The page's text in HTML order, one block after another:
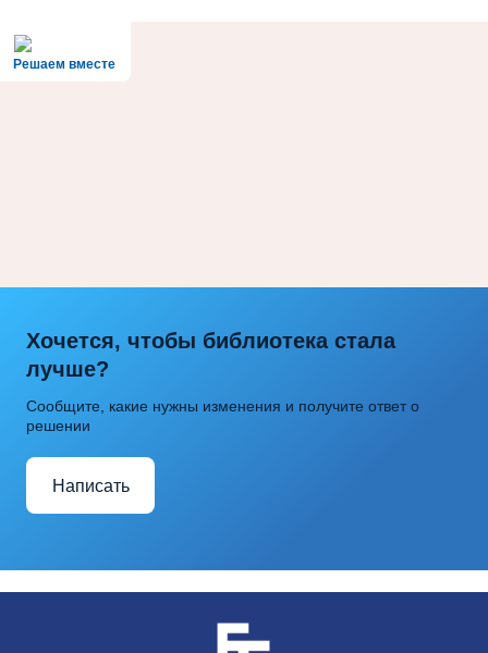
Решаем вместе
Хочется, чтобы библиотека стала
лучше?
Сообщите, какие нужны изменения и получите ответ о
решении
Написать